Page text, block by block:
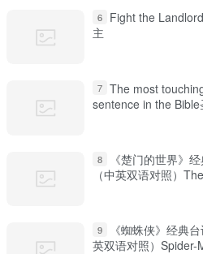
6
Fight the
主
7 The most
sentence in the Bible
8
《楚门的世界》
（中英双语对照）The
9
《蜘蛛侠》经典
英双语对照）Spider-